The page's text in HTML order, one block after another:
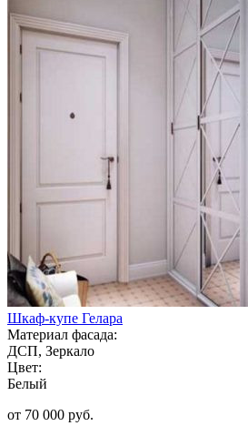
Шкаф-купе Гелара
Материал фасада:
ДСП, Зеркало
Цвет:
Белый
от 70 000 руб.